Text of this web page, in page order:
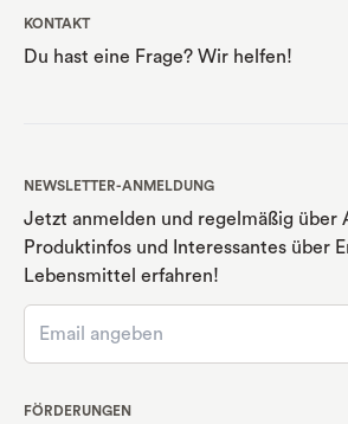
KONTAKT
Du hast eine Frage? Wir helfen!
NEWSLETTER-ANMELDUNG
Jetzt anmelden und regelmäßig über
Produktinfos und Interessantes über
Lebensmittel erfahren!
FÖRDERUNGEN